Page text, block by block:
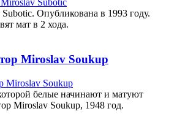
Опубликована в 1993 году.
мат в 2 хода.
Miroslav Soukup
белые начинают и матуют
Miroslav Soukup, 1948 год.